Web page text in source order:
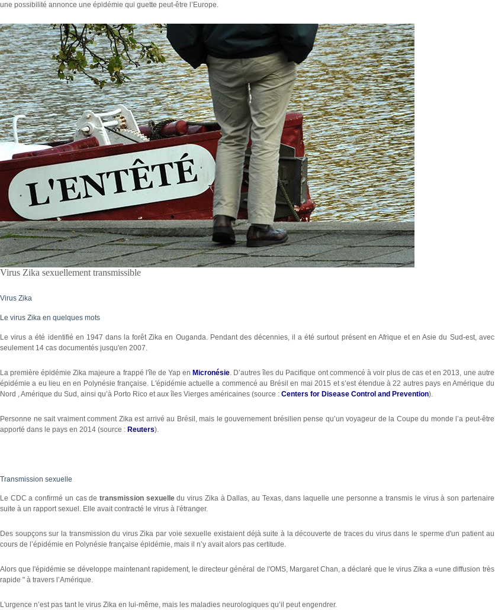
une possibilité annonce une épidémie qui guette peut-être l’Europe.
Virus Zika sexuellement transmissible
Virus Zika
Le virus Zika en quelques mots
Le virus a été identifié en 1947 dans la forêt Zika en Ouganda. Pendant des décennies, il a été surtout présent en Afrique et en Asie du Sud-est, avec
seulement 14 cas documentés jusqu'en 2007.
La première épidémie Zika majeure a frappé l'île de Yap enMicronésie . D’autres îles du Pacifique ont commencé à voir plus de cas et en 2013, une autre
épidémie a eu lieu en en Polynésie française. L'épidémie actuelle a commencé au Brésil en mai 2015 et s’est étendue à 22 autres pays en Amérique du
Nord , Amérique du Sud, ainsi qu’à Porto Rico et aux îles Vierges américaines (source : Centers for Disease Control and Prevention).
Personne ne sait vraiment comment Zika est arrivé au Brésil, mais le gouvernement brésilien pense qu’un voyageur de la Coupe du monde l’a peut-être
apporté dans le pays en 2014 (source : Reuters).
Transmission sexuelle
Le CDC a confirmé un cas de transmission sexuelledu virus Zika à Dallas, au Texas, dans laquelle une personne a transmis le virus à son partenaire
suite à un rapport sexuel. Elle avait contracté le virus à l'étranger.
Des soupçons sur la transmission du virus Zika par voie sexuelle existaient déjà suite à la découverte de traces du virus dans le sperme d'un patient au
cours de l’épidémie en Polynésie française épidémie, mais il n’y avait alors pas certitude.
Alors que l'épidémie se développe maintenant rapidement, le directeur général de l'OMS, Margaret Chan, a déclaré que le virus Zika a «une diffusion très
rapide " à travers l’Amérique.
L'urgence n’est pas tant le virus Zika en lui-même, mais les maladies neurologiques qu’il peut engendrer.